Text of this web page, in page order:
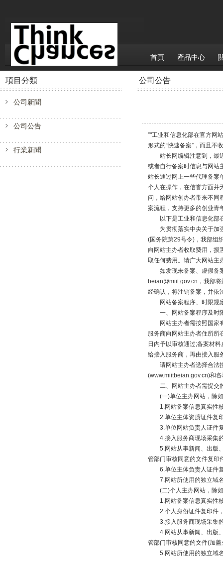
首頁 產品中心
項目分類
公司新聞
公司公告
行業新聞
公司公告
”"工业和信息化部在官方网
形式的“快速备案”，而且不
站长网编辑注意到，最近
或者自行备案时信息与网站
站长通过网上一些代理备案
个人在操作，在信誉方面并
问，给网站创办者带来不同
案流程，支持更多的创业青
以下是工业和信息化部
为贯彻落实中央关于加强
(国务院第29号令)，我部组
向网站主办者收取费用，损
取任何费用。请广大网站主
如发现未备案、虚假备案
beian@miit.gov.cn，我部
经确认，将注销备案，并依
网站备案程序、时限规定
一、网站备案程序及时
网站主办者需按照国家有
服务商向网站主办者住所所
日内予以审核通过;备案材
给接入服务商，再由接入服
请网站主办者选择合法接
(www.miitbeian.gov.cn)和
二、网站主办者需提交
(一)单位主办网站，除如
1.网站备案信息真实性
2.单位主体资质证件复印
3.单位网站负责人证件复
4.接入服务商现场采集的
5.网站从事新闻、出版、
管部门审核同意的文件复印
6.单位主体负责人证件复
7.网站所使用的独立域名
(二)个人主办网站，除如
1.网站备案信息真实性
2.个人身份证件复印件，
3.接入服务商现场采集
4.网站从事新闻、出版、
管部门审核同意的文件(加
5.网站所使用的独立域